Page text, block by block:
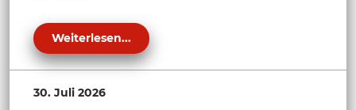
Weiterlesen...
30. Juli 2026